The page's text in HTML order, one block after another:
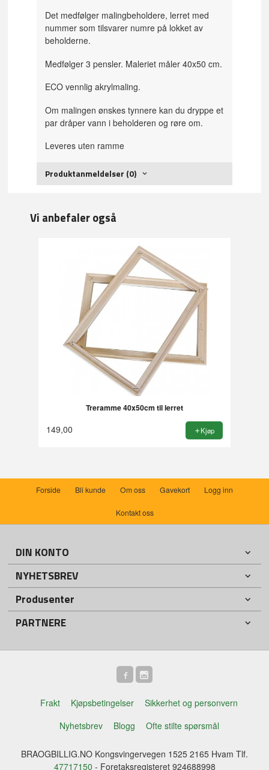
Det medfølger malingbeholdere, lerret med
nummer som tilsvarer numre på lokket av
beholderne.
Medfølger 3 pensler. Maleriet måler 40x50 cm.
ECO vennlig akrylmaling.
Om malingen ønskes tynnere kan du dryppe et
par dråper vann i beholderen og røre om.
Leveres uten ramme
Produktanmeldelser (0)
Vi anbefaler også
Treramme 40x50cm til lerret
149,00 Kjøp
Forside Bli kunde Om oss Gavekort Logg inn
Kontakt oss
DIN KONTO
NYHETSBREV
Produsenter
PARTNERE
Frakt Kjøpsbetingelser
Sikkerhet og personvern
Nyhetsbrev
Blogg Ofte stilte spørsmål
BRAOGBILLIG.NO Kongsvingervegen 1525 2165 Hvam Tlf.
47717150 - Foretaksregisteret 924688998